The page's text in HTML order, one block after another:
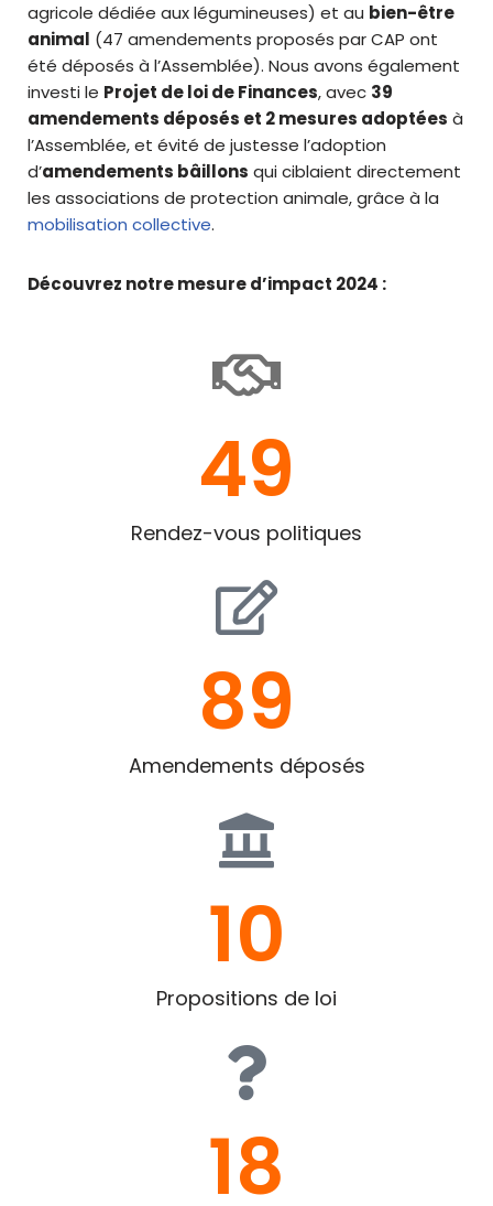
agricole dédiée aux légumineuses) et au bien-être
animal (47 amendements proposés par CAP ont
été déposés à l’Assemblée). Nous avons également
investi le Projet de loi de Finances, avec 39
amendements déposés et 2 mesures adoptées à
l’Assemblée, et évité de justesse l’adoption
d’amendements bâillons qui ciblaient directement
les associations de protection animale, grâce à la
mobilisation collective.
Découvrez notre mesure d’impact 2024 :
Rendez-vous politiques
49
Amendements déposés
89
Propositions de loi
10
18